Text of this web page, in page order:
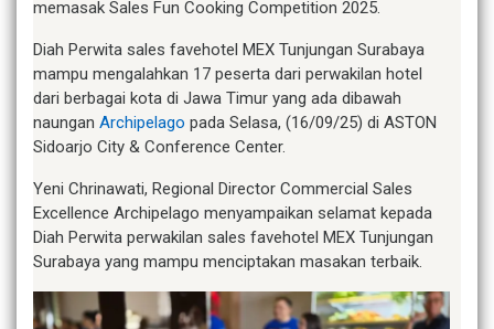
memasak Sales Fun Cooking Competition 2025.
Diah Perwita sales favehotel MEX Tunjungan Surabaya
mampu mengalahkan 17 peserta dari perwakilan hotel
dari berbagai kota di Jawa Timur yang ada dibawah
naungan Archipelago pada Selasa, (16/09/25) di ASTON
Sidoarjo City & Conference Center.
Yeni Chrinawati, Regional Director Commercial Sales
Excellence Archipelago menyampaikan selamat kepada
Diah Perwita perwakilan sales favehotel MEX Tunjungan
Surabaya yang mampu menciptakan masakan terbaik.